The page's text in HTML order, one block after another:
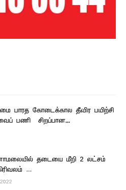
பாரத கோடைக்கால தீவிர பயிற்சி
பணி – சிறப்பான...
தடையை மீறி 2 லட்சம்
…